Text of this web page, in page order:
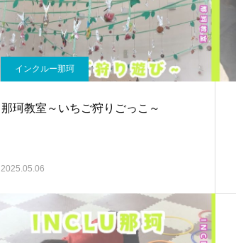
インクルー那珂
那珂教室～いちご狩りごっこ～
2025.05.06